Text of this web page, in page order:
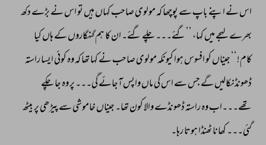
اس نے اپنے باپ سے پوچھا کہ مولوی صاحب کہاں ہیں تو اس نے بڑے دکھ
بھرے لہجے میں کہا، ’’گئے۔۔۔ چلے گئے۔ ان کا ہم گنہگاروں کے ہاں کیا
کام!‘‘ جیناں کو افسوس ہوا کیونکہ مولوی صاحب نے کہا تھا کہ وہ کوئی ایسا راستہ
ڈھونڈنکالیں گے جس سے اس کی ماں واپس آجائے گی۔۔۔ پر وہ جا چکے
تھے۔۔۔اب وہ راستہ ڈھونڈے والا کون تھا۔ جیناں خاموشی سے پیڑھی پر بیٹھ
گئی۔۔۔ کھانا ٹھنڈا ہوتا رہا۔